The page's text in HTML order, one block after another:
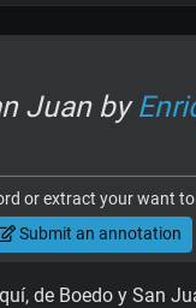
Juan by
or extract your want
Submit an annotation
de Boedo y San